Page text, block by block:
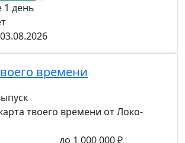
1 день
03.08.2026
времени
до 1 000 000 ₽